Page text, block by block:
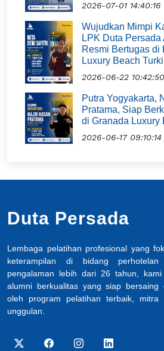
2026-07-01 14:40:16
Wujudkan Mimpi
LPK Duta
Resmi Bertugas di
Luxury Beach Turki
2026-06-22 10:42:50
Putra Yogyakarta,
Pratama, Siap
di Granada Luxury
2026-06-17 09:10:14
Duta Persada
Lembaga pelatihan profesional yang
keterampilan di bidang
pengalaman lebih dari 26 tahun,
alumni berkualitas yang siap
oleh program pelatihan terbaik, mitra
unggulan.